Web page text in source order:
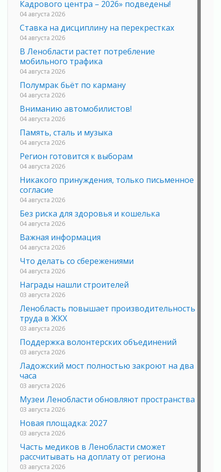
Кадрового центра – 2026» подведены!
04 августа 2026
Ставка на дисциплину на перекрестках
04 августа 2026
В Ленобласти растет потребление
мобильного трафика
04 августа 2026
Полумрак бьёт по карману
04 августа 2026
Вниманию автомобилистов!
04 августа 2026
Память, сталь и музыка
04 августа 2026
Регион готовится к выборам
04 августа 2026
Никакого принуждения, только письменное
согласие
04 августа 2026
Без риска для здоровья и кошелька
04 августа 2026
Важная информация
04 августа 2026
Что делать со сбережениями
04 августа 2026
Награды нашли строителей
03 августа 2026
Ленобласть повышает производительность
труда в ЖКХ
03 августа 2026
Поддержка волонтерских объединений
03 августа 2026
Ладожский мост полностью закроют на два
часа
03 августа 2026
Музеи Ленобласти обновляют пространства
03 августа 2026
Новая площадка: 2027
03 августа 2026
Часть медиков в Ленобласти сможет
рассчитывать на доплату от региона
03 августа 2026